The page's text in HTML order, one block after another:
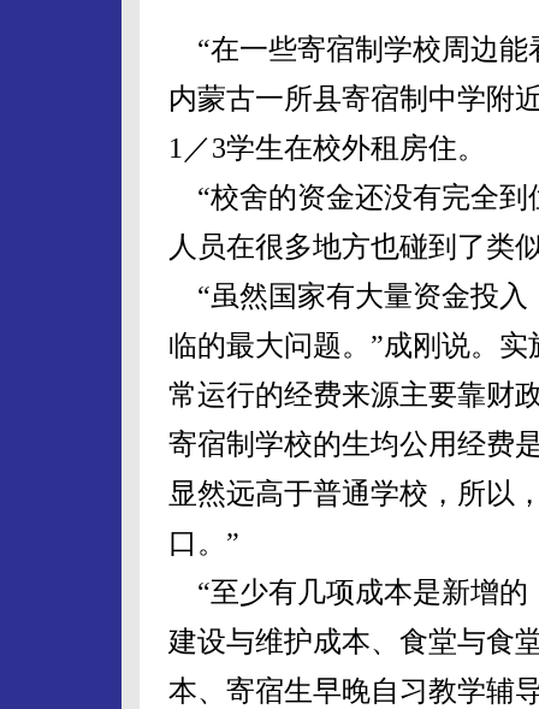
“在一些寄宿制学校周边能
内蒙古一所县寄宿制中学附
1／3学生在校外租房住。
“校舍的资金还没有完全到
人员在很多地方也碰到了类
“虽然国家有大量资金投入
临的最大问题。”成刚说。
常运行的经费来源主要靠财
寄宿制学校的生均公用经费
显然远高于普通学校，所以
口。”
“至少有几项成本是新增的
建设与维护成本、食堂与食
本、寄宿生早晚自习教学辅